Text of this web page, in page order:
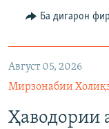
Ба дигарон
Август 05, 2026
Мирзонабии
Ҳаводории